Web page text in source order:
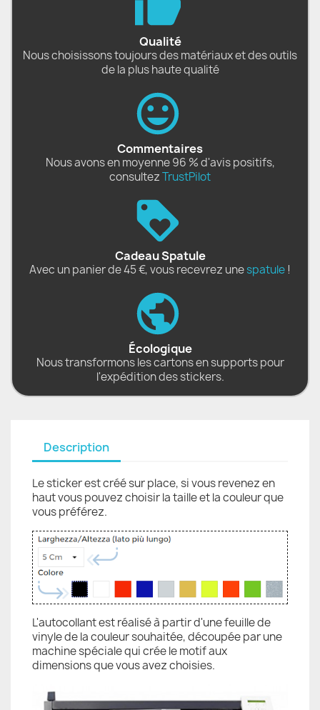
Qualité
Nous choisissons toujours des matériaux et des outils
de la plus haute qualité
Commentaires
Nous avons en moyenne 96 % d'avis positifs,
consultezTrustPilot
Cadeau Spatule
Avec un panier de 45 €, vous recevrez unespatule !
Écologique
Nous transformons les cartons en supports pour
l'expédition des stickers.
Description
Le sticker est créé sur place, si vous revenez en
haut vous pouvez choisir la taille et la couleur que
vous préférez.
L'autocollant est réalisé à partir d'une feuille de
vinyle de la couleur souhaitée, découpée par une
machine spéciale qui crée le motif aux
dimensions que vous avez choisies.